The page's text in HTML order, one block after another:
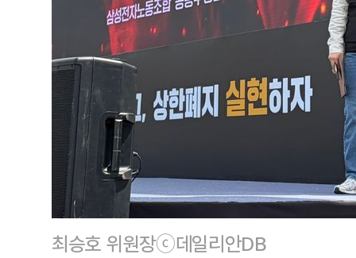
최승호 위원장ⓒ데일리안DB